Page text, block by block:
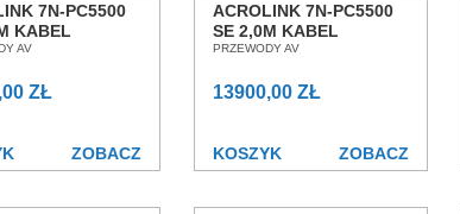
7N-PC5500
KABEL
SALON
AV
ZŁ
ZOBACZ
ACROLINK 7N-PC5500
SE 2,0M KABEL
ZASILAJĄCY SALON
PRZEWODY AV
13900,00 ZŁ
KOSZYK ZOBACZ